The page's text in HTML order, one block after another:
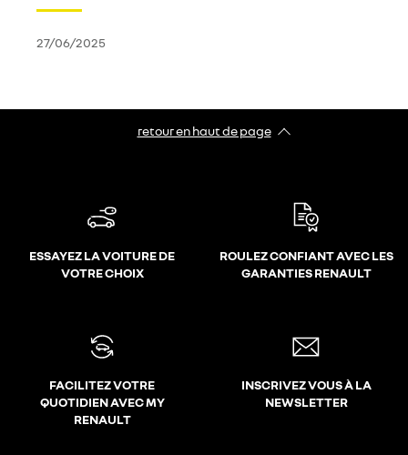
27/06/2025
retour en haut de page​
ESSAYEZ LA VOITURE DE
VOTRE CHOIX
ROULEZ CONFIANT AVEC LES
GARANTIES RENAULT
FACILITEZ VOTRE
QUOTIDIEN AVEC MY
RENAULT
INSCRIVEZ VOUS À LA
NEWSLETTER